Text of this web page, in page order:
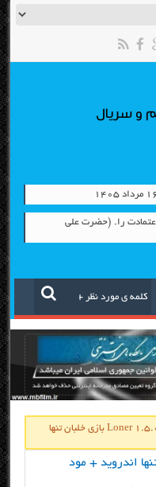
و سریال
را. (حضرت علی
دانلود Loner 1.5.0 بازی خلبان تنها